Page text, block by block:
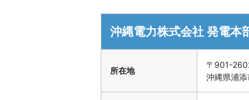
沖縄電力株式会社 発電本
所在地
〒901-
沖縄県浦